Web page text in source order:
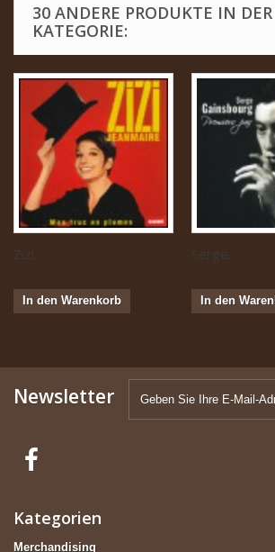
30 ANDERE PRODUKTE IN
KATEGORIE:
Zizi...
In den Warenkorb
Serge...
In den
Newsletter
Kategorien
Merchandising